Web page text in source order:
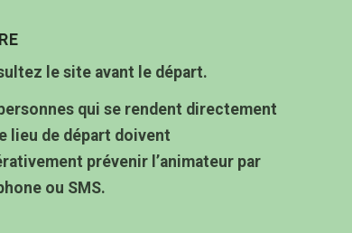
le site avant le départ.
qui se rendent directement
lieu de départ doivent
prévenir l’animateur par
ou SMS.